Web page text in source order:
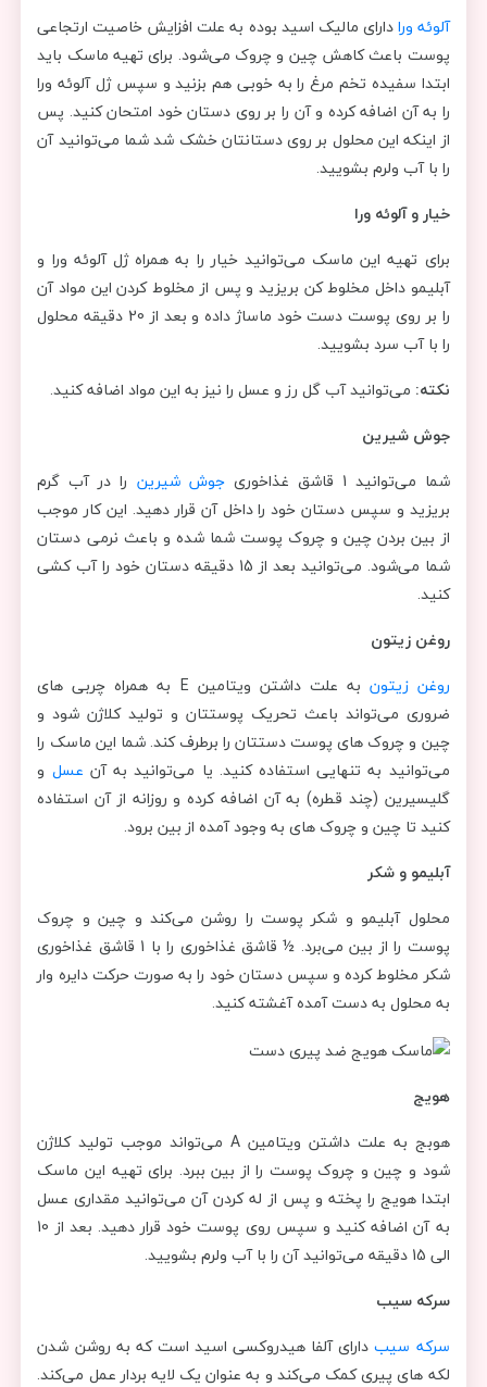
آلوئه ورادارای مالیک اسید بوده به علت افزایش خاصیت ارتجاعی
پوست باعث کاهش چین و چروک می‌شود. برای تهیه ماسک باید
ابتدا سفیده تخم مرغ را به خوبی هم بزنید و سپس ژل آلوئه ورا
را به آن اضافه کرده و آن را بر روی دستان خود امتحان کنید. پس
از اینکه این محلول بر روی دستانتان خشک شد شما می‌توانید آن
را با آب ولرم بشویید.
خیار و آلوئه ورا
برای تهیه این ماسک می‌توانید خیار را به همراه ژل آلوئه ورا و
آبلیمو داخل مخلوط کن بریزید و پس از مخلوط کردن این مواد آن
را بر روی پوست دست خود ماساژ داده و بعد از 20 دقیقه محلول
را با آب سرد بشویید.
نکته: می‌توانید آب گل رز و عسل را نیز به این مواد اضافه کنید.
جوش شیرین
شما می‌توانید 1 قاشق غذاخوری
جوش شیرین را در آب گرم
بریزید و سپس دستان خود را داخل آن قرار دهید. این کار موجب
از بین بردن چین و چروک پوست شما شده و باعث نرمی دستان
شما می‌شود. می‌توانید بعد از 15 دقیقه دستان خود را آب کشی
کنید.
روغن زیتون
روغن زیتون
به علت داشتن ویتامین E به همراه چربی های
ضروری می‌تواند باعث تحریک پوستتان و تولید کلاژن شود و
چین و چروک های پوست دستتان را برطرف کند. شما این ماسک را
می‌توانید به تنهایی استفاده کنید. یا می‌توانید به آن عسل و
گلیسیرین (چند قطره) به آن اضافه کرده و روزانه از آن استفاده
کنید تا چین و چروک های به وجود آمده از بین برود.
آبلیمو و شکر
محلول آبلیمو و شکر پوست را روشن می‌کند و چین و چروک
پوست را از بین می‌برد. ½ قاشق غذاخوری را با 1 قاشق غذاخوری
شکر مخلوط کرده و سپس دستان خود را به صورت حرکت دایره وار
به محلول به دست آمده آغشته کنید.
هویج
هوبج به علت داشتن ویتامین A می‌تواند موجب تولید کلاژن
شود و چین و چروک پوست را از بین ببرد. برای تهیه این ماسک
ابتدا هویج را پخته و پس از له کردن آن می‌توانید مقداری عسل
به آن اضافه کنید و سپس روی پوست خود قرار دهید. بعد از 10
الی 15 دقیقه می‌توانید آن را با آب ولرم بشویید.
سرکه سیب
سرکه سیبدارای آلفا هیدروکسی اسید است که به روشن شدن
لکه های پیری کمک می‌کند و به عنوان یک لایه بردار عمل می‌کند.